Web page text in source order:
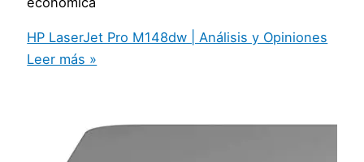
HP LaserJet Pro M148dw | Análisis y Opiniones
Leer más »